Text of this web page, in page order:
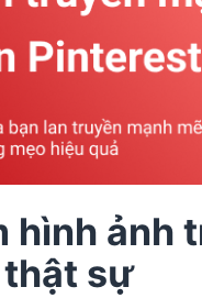
hình ảnh
sự